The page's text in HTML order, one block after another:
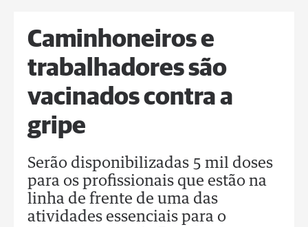
Caminhoneiros e
trabalhadores são
vacinados contra a
gripe
Serão disponibilizadas 5 mil doses
para os profissionais que estão na
linha de frente de uma das
atividades essenciais para o